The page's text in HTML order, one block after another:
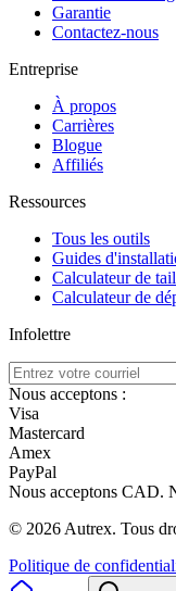
Garantie
Contactez-nous
Entreprise
À propos
Carrières
Blogue
Affiliés
Ressources
Tous les outils
Guides
Calculateur de
Calculateur de
Infolettre
Nous acceptons :
Visa
Mastercard
Amex
PayPal
Nous acceptons CAD.
© 2026 Autrex. Tous
Politique de